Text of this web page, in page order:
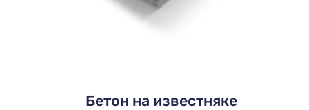
Бетон на известняке